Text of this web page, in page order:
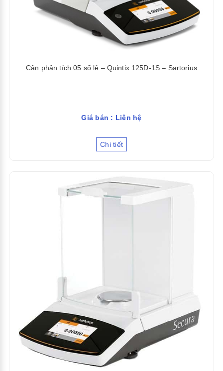
Cân phân tích 05 số lẻ – Quintix 125D-1S – Sartorius
Giá bán : Liên hệ
Chi tiết